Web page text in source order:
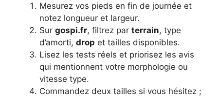
Mesurez vos pieds en fin de journée et
notez longueur et largeur.
Sur gospi.fr, filtrez par terrain, type
d’amorti, drop et tailles disponibles.
Lisez les tests réels et priorisez les avis
qui mentionnent votre morphologie ou
vitesse type.
Commandez deux tailles si vous hésitez ;